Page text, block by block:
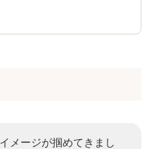
メージが掴めてきまし